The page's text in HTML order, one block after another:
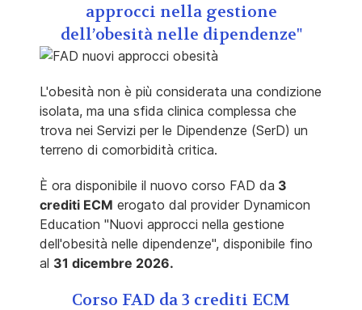
approcci nella gestione
dell’obesità nelle dipendenze"
L'obesità non è più considerata una condizione
isolata, ma una sfida clinica complessa che
trova nei Servizi per le Dipendenze (SerD) un
terreno di comorbidità critica.
È ora disponibile il nuovo corso FAD da 3
crediti ECM erogato dal provider Dynamicon
Education "Nuovi approcci nella gestione
dell'obesità nelle dipendenze", disponibile fino
al 31 dicembre 2026.
Corso FAD da 3 crediti ECM